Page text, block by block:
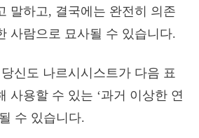
말하고, 결국에는 완전히 의존
사람으로 묘사될 수 있습니다.
신도 나르시시스트가 다음 표
사용할 수 있는 ‘과거 이상한 연
수 있습니다.